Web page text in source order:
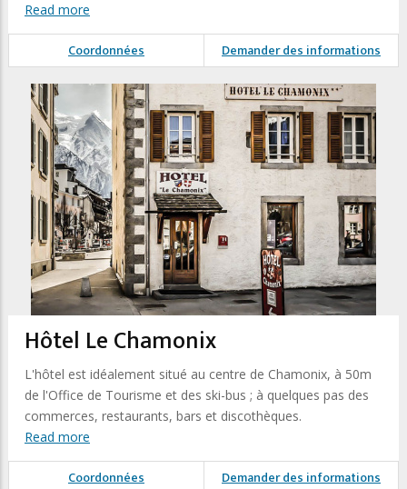
Read more
Coordonnées Demander des informations
Hôtel Le Chamonix
L'hôtel est idéalement situé au centre de Chamonix, à 50m
de l'Office de Tourisme et des ski-bus ; à quelques pas des
commerces, restaurants, bars et discothèques.
Read more
Coordonnées Demander des informations